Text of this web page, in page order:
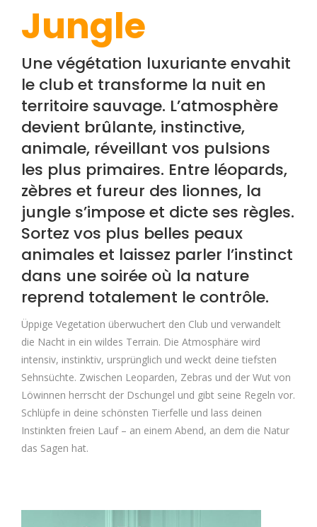
Jungle
Une végétation luxuriante envahit
le club et transforme la nuit en
territoire sauvage. L’atmosphère
devient brûlante, instinctive,
animale, réveillant vos pulsions
les plus primaires. Entre léopards,
zèbres et fureur des lionnes, la
jungle s’impose et dicte ses règles.
Sortez vos plus belles peaux
animales et laissez parler l’instinct
dans une soirée où la nature
reprend totalement le contrôle.
Üppige Vegetation überwuchert den Club und verwandelt
die Nacht in ein wildes Terrain. Die Atmosphäre wird
intensiv, instinktiv, ursprünglich und weckt deine tiefsten
Sehnsüchte. Zwischen Leoparden, Zebras und der Wut von
Löwinnen herrscht der Dschungel und gibt seine Regeln vor.
Schlüpfe in deine schönsten Tierfelle und lass deinen
Instinkten freien Lauf – an einem Abend, an dem die Natur
das Sagen hat.